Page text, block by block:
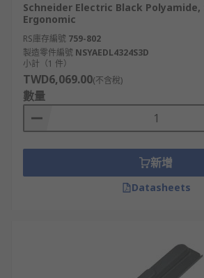
Schneider Electric Black Polyamide,
Ergonomic
RS庫存編號 759-802
製造零件編號 NSYAEDL4324S3D
小計（1 件）
TWD6,069.00(不含稅)
數量
新增
Datasheets